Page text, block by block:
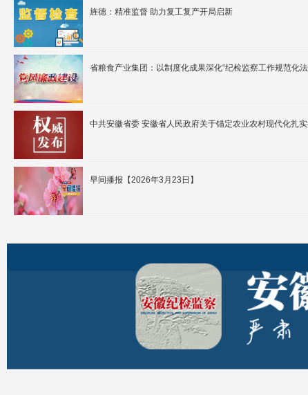
旌德：精准监督 助力复工复产开局启新
省粮食产业集团：以制度化成果深化“纪检监察工作规范化
中共安徽省委 安徽省人民政府关于锚定农业农村现代化扎
早间播报【2026年3月23日】